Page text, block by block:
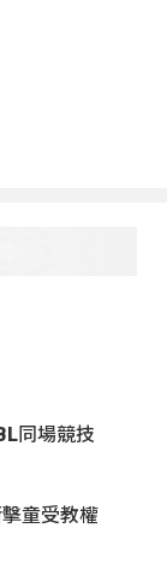
同場競技
童受教權